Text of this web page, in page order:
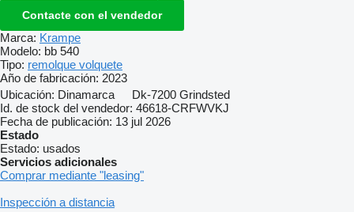
Contacte con el vendedor
Marca: Krampe
Modelo: bb 540
Tipo: remolque volquete
Año de fabricación: 2023
Ubicación: Dinamarca
Dk-7200 Grindsted
Id. de stock del vendedor: 46618-CRFWVKJ
Fecha de publicación: 13 jul 2026
Estado
Estado: usados
Servicios adicionales
Comprar mediante "leasing"
Inspección a distancia